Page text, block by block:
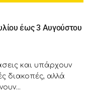
έως 3 Αυγούστου
και υπάρχουν
διακοπές, αλλά